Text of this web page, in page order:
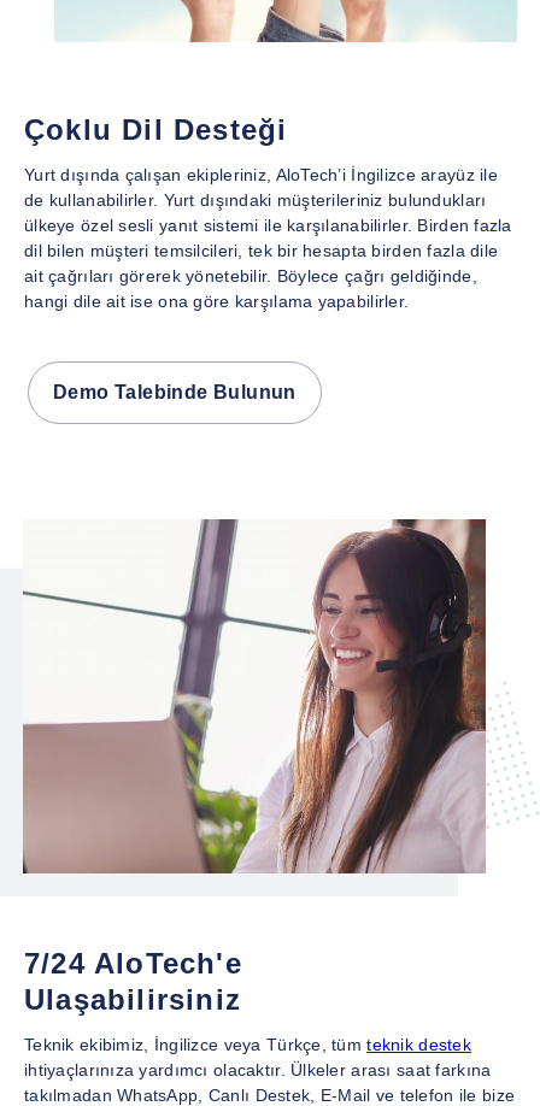
Çoklu Dil Desteği
Yurt dışında çalışan ekipleriniz, AloTech’i İngilizce arayüz ile
de kullanabilirler. Yurt dışındaki müşterileriniz bulundukları
ülkeye özel sesli yanıt sistemi ile karşılanabilirler. Birden fazla
dil bilen müşteri temsilcileri, tek bir hesapta birden fazla dile
ait çağrıları görerek yönetebilir. Böylece çağrı geldiğinde,
hangi dile ait ise ona göre karşılama yapabilirler.
Demo Talebinde Bulunun
7/24 AloTech'e
Ulaşabilirsiniz
Teknik ekibimiz, İngilizce veya Türkçe, tümteknik destek
ihtiyaçlarınıza yardımcı olacaktır. Ülkeler arası saat farkına
takılmadan WhatsApp, Canlı Destek, E-Mail ve telefon ile bize